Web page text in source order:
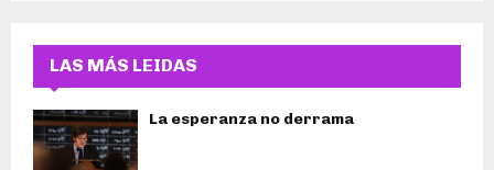
LAS MÁS LEIDAS
La esperanza no derrama